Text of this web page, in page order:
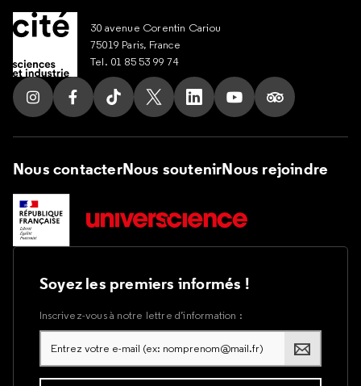
30 avenue Corentin Cariou
75019 Paris, France
Tel. 01 85 53 99 74
Suivez nous sur Instagram
Suivez nous sur Facebook
Suivez nous sur Tik Tok
Suivez nous sur X
Suivez nous sur LinkedIn
Suivez nous sur
Suivez nous
Nous contacterNous soutenirNous rejoindre
Soyez les premiers informés !
Inscrivez-vous à notre lettre d’information :